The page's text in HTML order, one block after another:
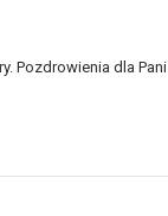
Pozdrowienia dla Pani